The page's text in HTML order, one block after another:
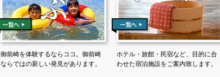
御前崎を体験するならココ。御前崎
ならではの新しい発見があります。
ホテル・旅館・民宿など、目的に合
わせた宿泊施設をご案内致します。